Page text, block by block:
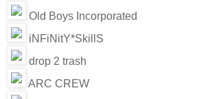
Old Boys Incorporated
iNFiNitY*SkillS
drop 2 trash
ARC CREW